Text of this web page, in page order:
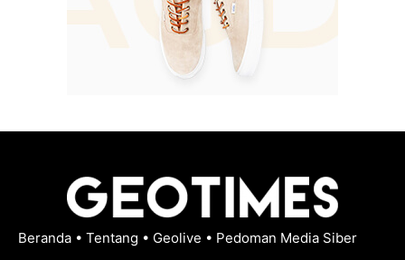
Beranda • Tentang • Geolive • Pedoman Media Siber